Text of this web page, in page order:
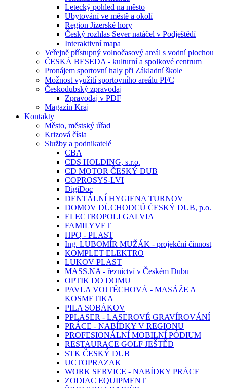
Letecký pohled na město
Ubytování ve městě a okolí
Region Jizerské hory
Český rozhlas Sever natáčel v Podještědí
Interaktivní mapa
Veřejně přístupný volnočasový areál s vodní plochou
ČESKÁ BESEDA - kulturní a spolkové centrum
Pronájem sportovní haly při Základní škole
Možnost využití sportovního areálu PFC
Českodubský zpravodaj
Zpravodaj v PDF
Magazín Kraj
Kontakty
Město, městský úřad
Krizová čísla
Služby a podnikatelé
CBA
CDS HOLDING, s.r.o.
CD MOTOR ČESKÝ DUB
COPROSYS-LVI
DigiDoc
DENTÁLNÍ HYGIENA TURNOV
DOMOV DŮCHODCŮ ČESKÝ DUB, p.o.
ELECTROPOLI GALVIA
FAMILYVET
HPQ - PLAST
Ing. LUBOMÍR MUŽÁK - projekční činnost
KOMPLET ELEKTRO
LUKOV PLAST
MASS.NA - řeznictví v Českém Dubu
OPTIK DO DOMU
PAVLA VOJTĚCHOVÁ - MASÁŽE A
KOSMETIKA
PILA SOBÁKOV
PPLASER - LASEROVÉ GRAVÍROVÁNÍ
PRÁCE - NABÍDKY V REGIONU
PROFESIONÁLNÍ MOBILNÍ PÓDIUM
RESTAURACE GOLF JEŠTĚD
STK ČESKÝ DUB
UCTOPRAZAK
WORK SERVICE - NABÍDKY PRÁCE
ZODIAC EQUIPMENT